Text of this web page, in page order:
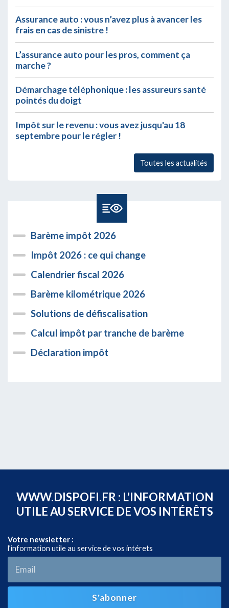
Assurance auto : vous n’avez plus à avancer les
frais en cas de sinistre !
L’assurance auto pour les pros, comment ça
marche ?
Démarchage téléphonique : les assureurs santé
pointés du doigt
Impôt sur le revenu : vous avez jusqu'au 18
septembre pour le régler !
Toutes les actualités
Barème impôt 2026
Impôt 2026 : ce qui change
Calendrier fiscal 2026
Barème kilométrique 2026
Solutions de défiscalisation
Calcul impôt par tranche de barème
Déclaration impôt
WWW.DISPOFI.FR : L'INFORMATION
UTILE AU SERVICE DE VOS INTÉRÊTS
Votre newsletter :
l’information utile au service de vos intérets
S'abonner